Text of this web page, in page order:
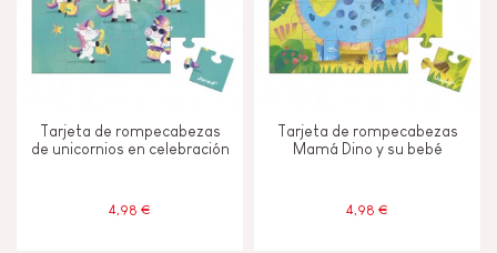
Tarjeta de rompecabezas
de unicornios en celebración
4,98 €
Tarjeta de rompecabezas
Mamá Dino y su bebé
4,98 €